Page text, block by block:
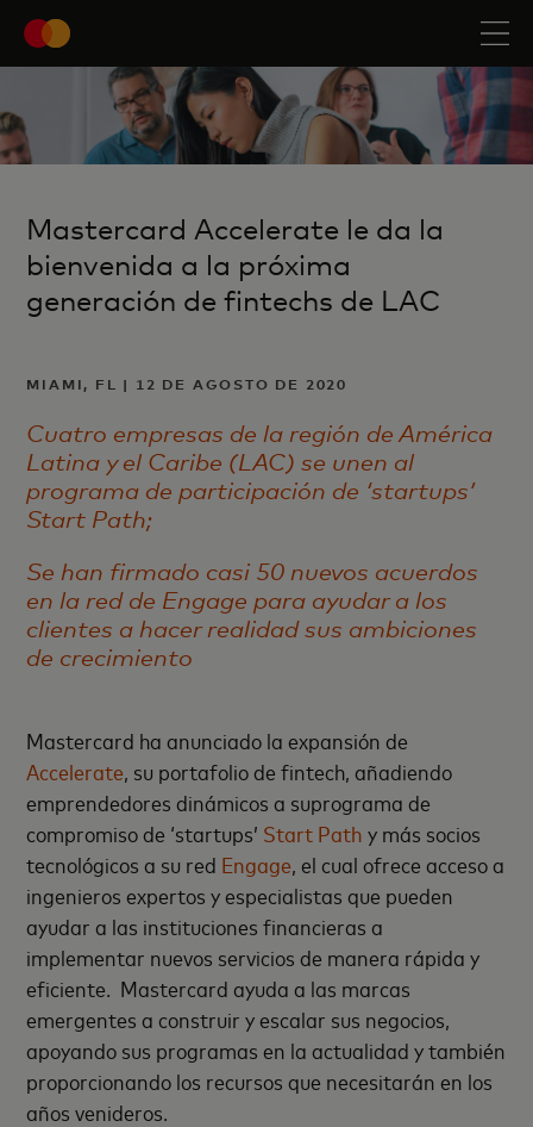
Mastercard Accelerate le da la
bienvenida a la próxima
generación de fintechs de LAC
MIAMI, FL | 12 DE AGOSTO DE 2020
Cuatro empresas de la región de América
Latina y el Caribe (LAC) se unen al
programa de participación de ‘startups’
Start Path;
Se han firmado casi 50 nuevos acuerdos
en la red de Engage para ayudar a los
clientes a hacer realidad sus ambiciones
de crecimiento
Mastercard ha anunciado la expansión de
Accelerate , su portafolio de fintech, añadiendo
emprendedores dinámicos a suprograma de
compromiso de ‘startups’ Start Path y más socios
tecnológicos a su red Engage , el cual ofrece acceso a
ingenieros expertos y especialistas que pueden
ayudar a las instituciones financieras a
implementar nuevos servicios de manera rápida y
eficiente. Mastercard ayuda a las marcas
emergentes a construir y escalar sus negocios,
apoyando sus programas en la actualidad y también
proporcionando los recursos que necesitarán en los
años venideros.